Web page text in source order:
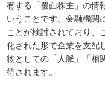
有する「覆面株主」の情
いうことです。金融機関
ことが検討されており、
化された形で企業を支配
物としての「人脈」「相
待されます。